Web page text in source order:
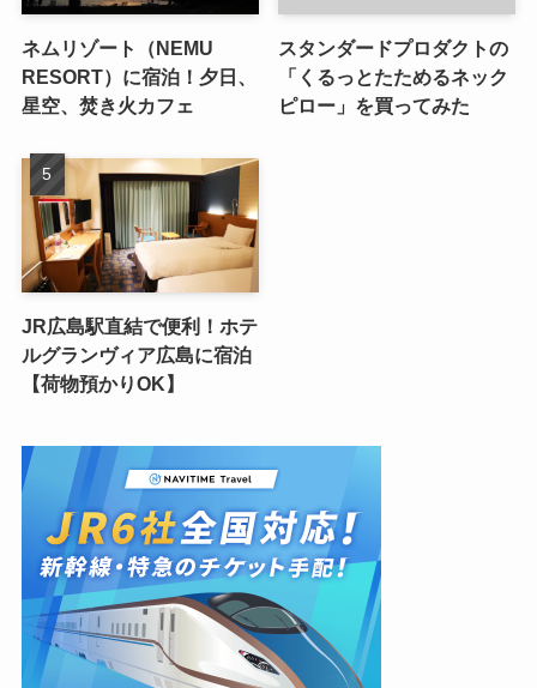
ネムリゾート（NEMU
RESORT）に宿泊！夕日、
星空、焚き火カフェ
スタンダードプロダクトの
「くるっとたためるネック
ピロー」を買ってみた
JR広島駅直結で便利！ホテ
ルグランヴィア広島に宿泊
【荷物預かりOK】